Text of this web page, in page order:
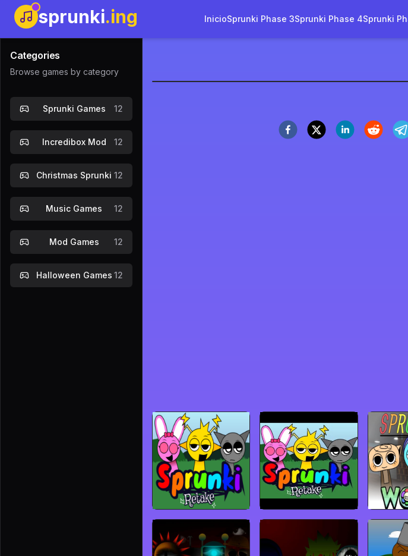
sprunki.ing InicioSprunki Phase 3Sprunki Phase 4Sprunki
Categories
Browse games by category
Sprunki Games 12
Incredibox Mod 12
Christmas Sprunki 12
Music Games 12
Mod Games 12
Halloween Games 12
Jugar Ahora